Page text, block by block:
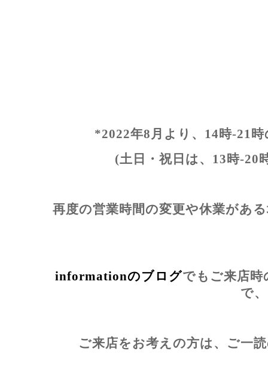
*2022年8月より、14時-21
(土日・祝日は、13時-20
再度の営業時間の変更や休業があ
informationのブログでもご来店
で、
ご来店をお考えの方は、ご一